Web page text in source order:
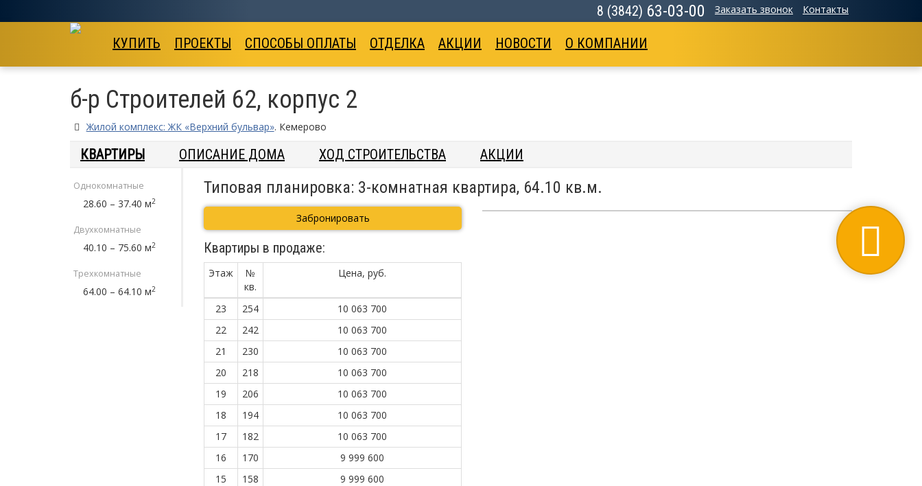
8 (3842) 63-03-00 Заказать звонок Контакты
КУПИТЬ ПРОЕКТЫ СПОСОБЫ ОПЛАТЫ ОТДЕЛКА АКЦИИ НОВОСТИ О КОМПАНИИ
б-р Строителей 62, корпус 2
Жилой комплекс: ЖК «Верхний бульвар». Кемерово
КВАРТИРЫ ОПИСАНИЕ ДОМА ХОД СТРОИТЕЛЬСТВА АКЦИИ
Типовая планировка: 3-комнатная квартира, 64.10 кв.м.
Забронировать
Квартиры в продаже:
Этаж
№
кв.
Цена, руб.
23 254
10 063 700
22
242
10 063 700
21
230
10 063 700
20
218
10 063 700
19
206
10 063 700
18
194
10 063 700
17
182
10 063 700
16
170
9 999 600
15
158
9 999 600
Однокомнатные
28.60 – 37.40 м2
Двухкомнатные
40.10 – 75.60 м2
Трехкомнатные
64.00 – 64.10 м2